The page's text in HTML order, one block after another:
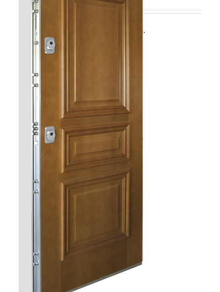
5 llaves incopiables.